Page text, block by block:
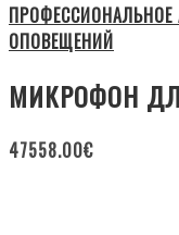
ОПОВЕЩЕНИЙ
МИКРОФОН
47558.00€